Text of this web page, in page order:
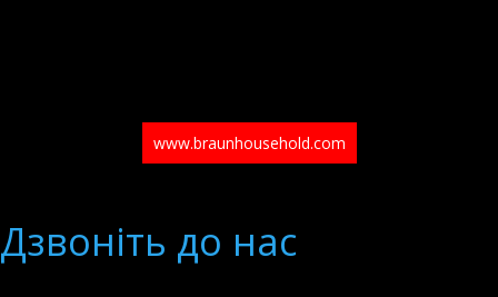
www.braunhousehold.com
Дзвонiть до нас